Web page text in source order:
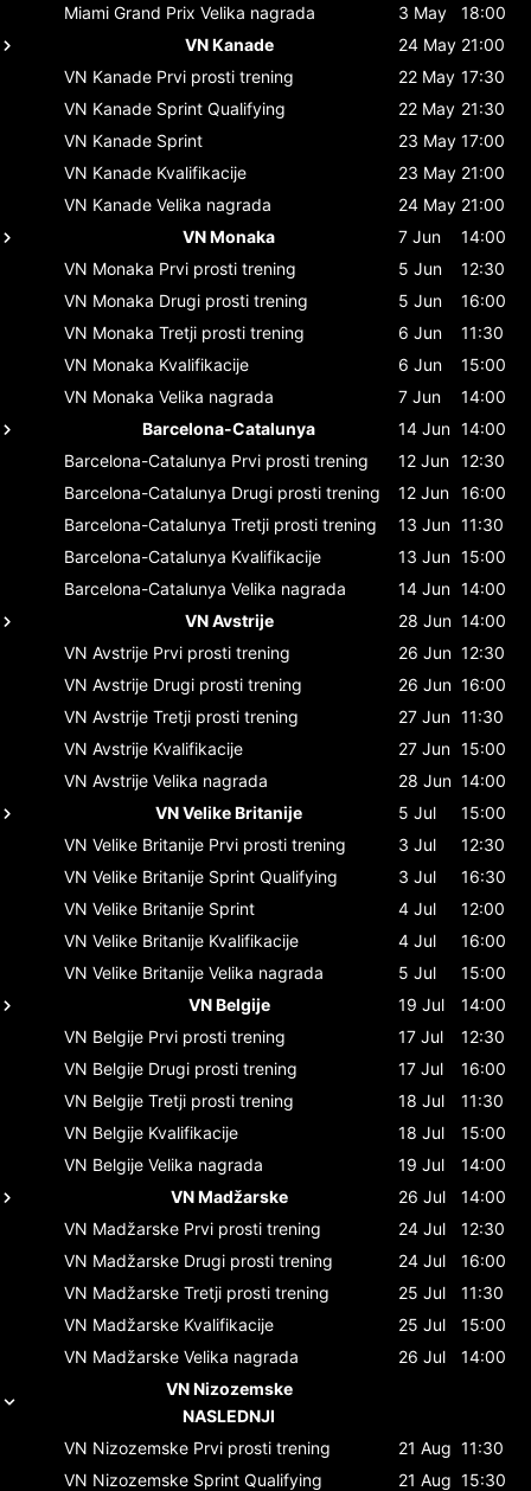
Miami Grand Prix Velika nagrada 3 May
18:00
VN Kanade
24 May 21:00
VN Kanade Prvi prosti trening 22 May 17:30
VN Kanade Sprint Qualifying 22 May 21:30
VN Kanade Sprint 23 May 17:00
VN Kanade Kvalifikacije 23 May 21:00
VN Kanade Velika nagrada 24 May 21:00
VN Monaka
7 Jun
14:00
VN Monaka Prvi prosti trening 5 Jun
12:30
VN Monaka Drugi prosti trening 5 Jun
16:00
VN Monaka Tretji prosti trening 6 Jun
11:30
VN Monaka Kvalifikacije 6 Jun
15:00
VN Monaka Velika nagrada 7 Jun
14:00
Barcelona-Catalunya
14 Jun 14:00
Barcelona-Catalunya Prvi prosti trening 12 Jun 12:30
Barcelona-Catalunya Drugi prosti trening 12 Jun 16:00
Barcelona-Catalunya Tretji prosti trening 13 Jun 11:30
Barcelona-Catalunya Kvalifikacije 13 Jun 15:00
Barcelona-Catalunya Velika nagrada 14 Jun 14:00
VN Avstrije
28 Jun 14:00
VN Avstrije Prvi prosti trening 26 Jun 12:30
VN Avstrije Drugi prosti trening 26 Jun 16:00
VN Avstrije Tretji prosti trening 27 Jun 11:30
VN Avstrije Kvalifikacije 27 Jun 15:00
VN Avstrije Velika nagrada 28 Jun 14:00
VN Velike Britanije
5 Jul
15:00
VN Velike Britanije Prvi prosti trening 3 Jul
12:30
VN Velike Britanije Sprint Qualifying 3 Jul
16:30
VN Velike Britanije Sprint 4 Jul
12:00
VN Velike Britanije Kvalifikacije 4 Jul
16:00
VN Velike Britanije Velika nagrada 5 Jul
15:00
VN Belgije
19 Jul
14:00
VN Belgije Prvi prosti trening 17 Jul
12:30
VN Belgije Drugi prosti trening 17 Jul
16:00
VN Belgije Tretji prosti trening 18 Jul
11:30
VN Belgije Kvalifikacije 18 Jul
15:00
VN Belgije Velika nagrada 19 Jul
14:00
VN Madžarske
26 Jul
14:00
VN Madžarske Prvi prosti trening 24 Jul
12:30
VN Madžarske Drugi prosti trening 24 Jul
16:00
VN Madžarske Tretji prosti trening 25 Jul
11:30
VN Madžarske Kvalifikacije 25 Jul
15:00
VN Madžarske Velika nagrada 26 Jul
14:00
VN Nizozemske
NASLEDNJI
VN Nizozemske Prvi prosti trening 21 Aug 11:30
VN Nizozemske Sprint Qualifying 21 Aug 15:30